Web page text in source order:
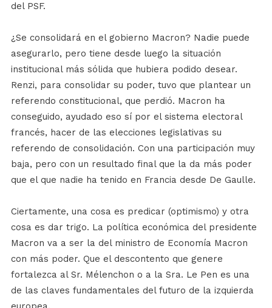
del PSF.
¿Se consolidará en el gobierno Macron? Nadie puede
asegurarlo, pero tiene desde luego la situación
institucional más sólida que hubiera podido desear.
Renzi, para consolidar su poder, tuvo que plantear un
referendo constitucional, que perdió. Macron ha
conseguido, ayudado eso sí por el sistema electoral
francés, hacer de las elecciones legislativas su
referendo de consolidación. Con una participación muy
baja, pero con un resultado final que la da más poder
que el que nadie ha tenido en Francia desde De Gaulle.
Ciertamente, una cosa es predicar (optimismo) y otra
cosa es dar trigo. La política económica del presidente
Macron va a ser la del ministro de Economía Macron
con más poder. Que el descontento que genere
fortalezca al Sr. Mélenchon o a la Sra. Le Pen es una
de las claves fundamentales del futuro de la izquierda